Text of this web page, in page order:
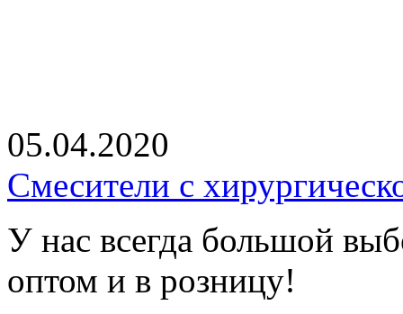
05.04.2020
Смесители с
У нас всегда большой
оптом и в розницу!